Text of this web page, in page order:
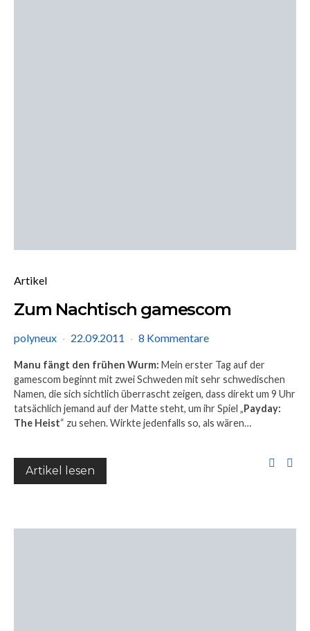
Artikel
Zum Nachtisch gamescom
polyneux 22.09.2011 8 Kommentare
Manu fängt den frühen Wurm: Mein erster Tag auf der
gamescom beginnt mit zwei Schweden mit sehr schwedischen
Namen, die sich sichtlich überrascht zeigen, dass direkt um 9 Uhr
tatsächlich jemand auf der Matte steht, um ihr Spiel „Payday:
The Heist“ zu sehen. Wirkte jedenfalls so, als wären…
Artikel lesen